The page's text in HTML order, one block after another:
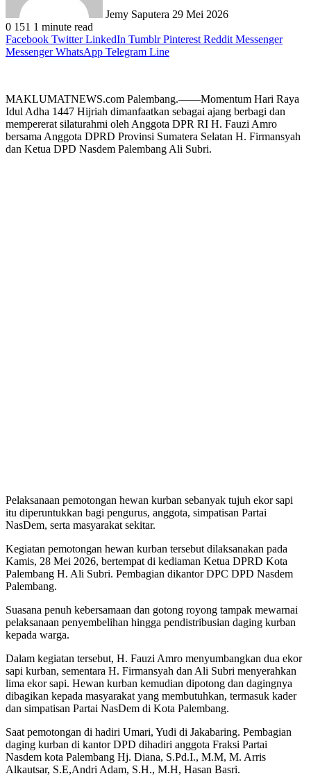
Jemy Saputera 29 Mei 2026
0 151 1 minute read
Facebook Twitter LinkedIn Tumblr Pinterest Reddit Messenger
Messenger WhatsApp Telegram Line
MAKLUMATNEWS.com Palembang.——Momentum Hari Raya
Idul Adha 1447 Hijriah dimanfaatkan sebagai ajang berbagi dan
mempererat silaturahmi oleh Anggota DPR RI H. Fauzi Amro
bersama Anggota DPRD Provinsi Sumatera Selatan H. Firmansyah
dan Ketua DPD Nasdem Palembang Ali Subri.
Pelaksanaan pemotongan hewan kurban sebanyak tujuh ekor sapi
itu diperuntukkan bagi pengurus, anggota, simpatisan Partai
NasDem, serta masyarakat sekitar.
Kegiatan pemotongan hewan kurban tersebut dilaksanakan pada
Kamis, 28 Mei 2026, bertempat di kediaman Ketua DPRD Kota
Palembang H. Ali Subri. Pembagian dikantor DPC DPD Nasdem
Palembang.
Suasana penuh kebersamaan dan gotong royong tampak mewarnai
pelaksanaan penyembelihan hingga pendistribusian daging kurban
kepada warga.
Dalam kegiatan tersebut, H. Fauzi Amro menyumbangkan dua ekor
sapi kurban, sementara H. Firmansyah dan Ali Subri menyerahkan
lima ekor sapi. Hewan kurban kemudian dipotong dan dagingnya
dibagikan kepada masyarakat yang membutuhkan, termasuk kader
dan simpatisan Partai NasDem di Kota Palembang.
Saat pemotongan di hadiri Umari, Yudi di Jakabaring. Pembagian
daging kurban di kantor DPD dihadiri anggota Fraksi Partai
Nasdem kota Palembang Hj. Diana, S.Pd.I., M.M, M. Arris
Alkautsar, S.E,Andri Adam, S.H., M.H, Hasan Basri.